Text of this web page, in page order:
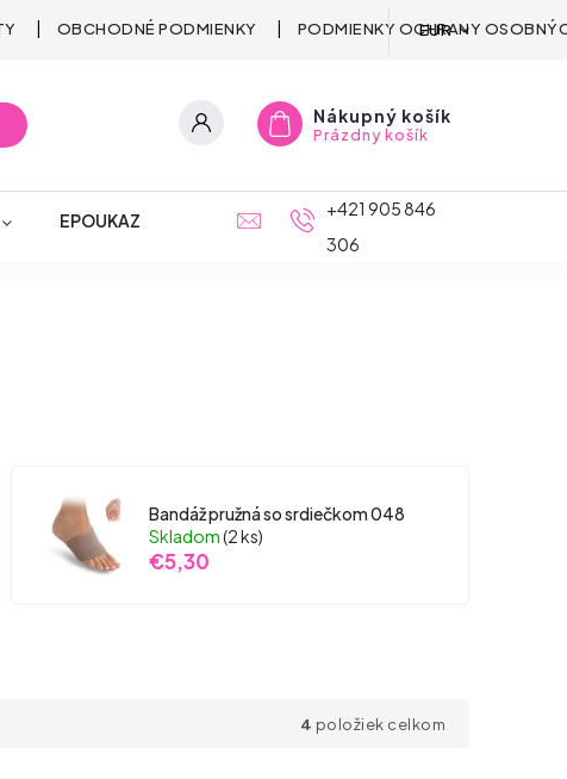
OBCHODNÉ PODMIENKY PODMIENKY OCHRANY
EUR
Nákupný košík
Prázdny košík
EPOUKAZ
+421 905 846
306
Bandáž pružná so srdiečkom 048
Skladom(2 ks)
€5,30
4 položiek celkom